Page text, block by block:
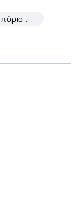
Ηλεκτρονικό εμπόριο για εστιατόρια